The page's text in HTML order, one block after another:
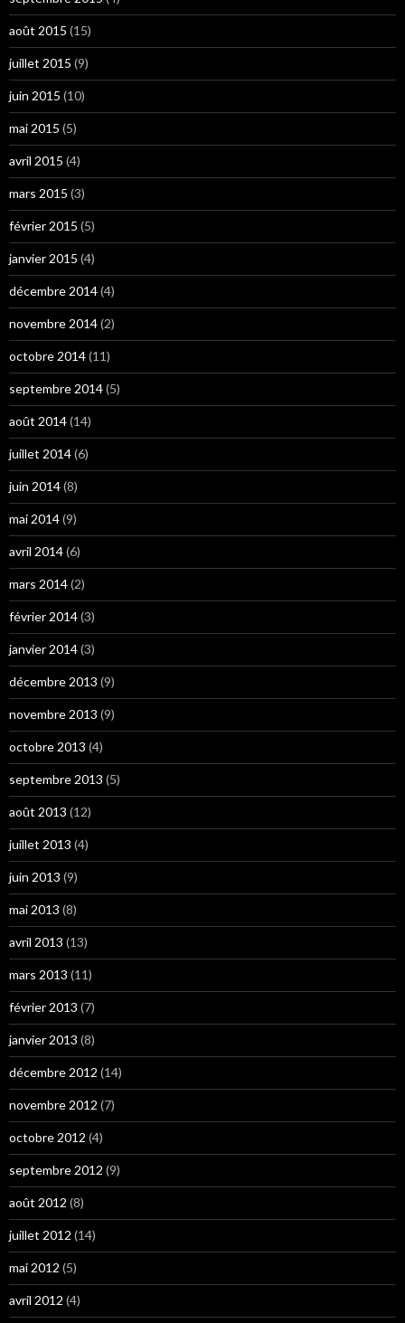
août 2015 (15)
juillet 2015 (9)
juin 2015 (10)
mai 2015 (5)
avril 2015 (4)
mars 2015 (3)
février 2015 (5)
janvier 2015 (4)
décembre 2014(4)
novembre 2014(2)
octobre 2014(11)
septembre 2014(5)
août 2014(14)
juillet 2014(6)
juin 2014(8)
mai 2014(9)
avril 2014(6)
mars 2014(2)
février 2014(3)
janvier 2014(3)
décembre 2013 (9)
novembre 2013 (9)
octobre 2013 (4)
septembre 2013 (5)
août 2013 (12)
juillet 2013 (4)
juin 2013 (9)
mai 2013 (8)
avril 2013 (13)
mars 2013 (11)
février 2013 (7)
janvier 2013 (8)
décembre 2012 (14)
novembre 2012 (7)
octobre 2012 (4)
septembre 2012 (9)
août 2012 (8)
juillet 2012 (14)
mai 2012 (5)
avril 2012 (4)